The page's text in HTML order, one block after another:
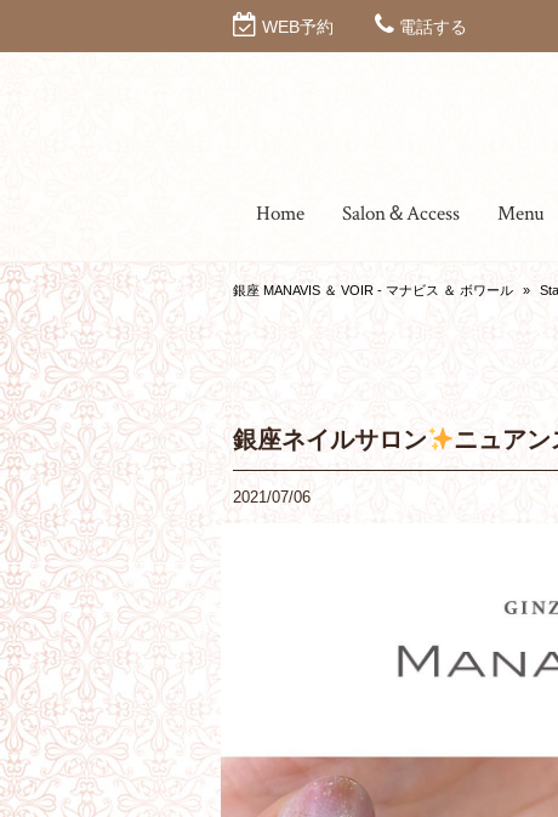
WEB予約 電話する
Home Salon＆Access Menu
銀座 MANAVIS ＆ VOIR - マナビス ＆ ボワール »
銀座ネイルサロン ニュアン
2021/07/06